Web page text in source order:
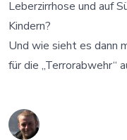
Leberzirrhose und auf
Kindern?
Und wie sieht es dann
für die „Terrorabwehr“